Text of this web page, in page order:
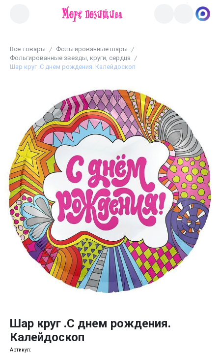
Все товары
Фольгированные шары
Фольгированные звезды, круги, сердца
Шар круг .С днем рождения. Калейдоскоп
Шар круг .С днем рождения.
Калейдоскоп
Артикул: